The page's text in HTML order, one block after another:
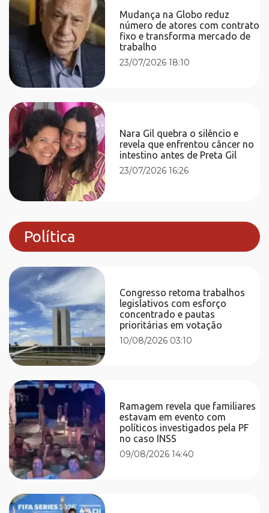
Mudança na Globo reduz
número de atores com contrato
fixo e transforma mercado de
trabalho
23/07/2026 18:10
Nara Gil quebra o silêncio e
revela que enfrentou câncer no
intestino antes de Preta Gil
23/07/2026 16:26
Política
Congresso retoma trabalhos
legislativos com esforço
concentrado e pautas
prioritárias em votação
10/08/2026 03:10
Ramagem revela que familiares
estavam em evento com
políticos investigados pela PF
no caso INSS
09/08/2026 14:40